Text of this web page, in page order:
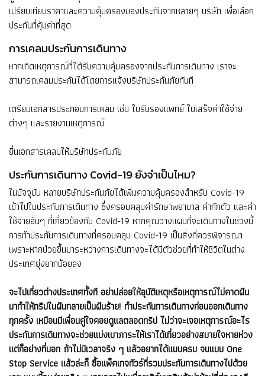
เปรียบเทียบราคาและความคุ้มครองของประกันจากหลายๆ บริษัท เพื่อเลือก
ประกันที่คุ้มค่าที่สุด
การเคลมประกันการเดินทาง
หากเกิดเหตุการณ์ที่ได้รับความคุ้มครองจากประกันการเดินทาง เราจะ
สามารถเคลมประกันได้โดยการแจ้งบริษัทประกันภัยทันที
เตรียมเอกสารประกอบการเคลม เช่น ใบรับรองแพทย์ ใบเสร็จค่าใช้จ่าย
ต่างๆ และรายงานเหตุการณ์
ยื่นเอกสารเคลมให้บริษัทประกันภัย
ประกันการเดินทาง Covid-19 ยังจำเป็นไหม?
ในปัจจุบัน หลายบริษัทประกันภัยได้เพิ่มความคุ้มครองสำหรับ Covid-19
เข้าไปในประกันการเดินทาง ซึ่งครอบคลุมค่ารักษาพยาบาล ค่ากักตัว และค่า
ใช้จ่ายอื่นๆ ที่เกี่ยวข้องกับ Covid-19 หากคุณวางแผนที่จะเดินทางในช่วงนี้
การทำประกันการเดินทางที่ครอบคลุม Covid-19 เป็นสิ่งที่ควรพิจารณา
เพราะหากป่วยขึ้นมาระหว่างการเดินทางจะได้มีตัวช่วยที่ทำให้ชีวิตในต่าง
ประเทศยุ่งยากน้อยลง
จะไปเที่ยวต่างประเทศทั้งที อย่าปล่อยให้อุบัติเหตุหรือเหตุการณ์ไม่คาดฝัน
มาทำให้ทริปในฝันกลายเป็นฝันร้าย! ทำประกันการเดินทางก่อนออกเดินทาง
ทุกครั้ง เหมือนมีเพื่อนคู่ใจคอยดูแลตลอดทริป ไม่ว่าจะเจอเหตุการณ์อะไร
ประกันการเดินทางจะช่วยแบ่งเบาภาระให้เราได้เที่ยวอย่างสบายใจหายห่วง
แต่ก็อย่างที่บอก ถ้าไม่มีเวลาจริง ๆ แล้วอยากได้แบบครบ จบแบบ One
Stop Service แล้วล่ะก็ ซื้อแพ็คเกจทัวร์ที่รวมประกันการเดินทางไปด้วย